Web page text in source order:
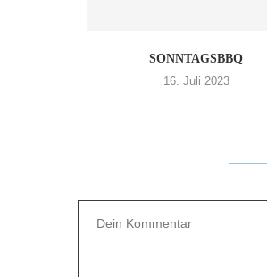
SONNTAGSBBQ
16. Juli 2023